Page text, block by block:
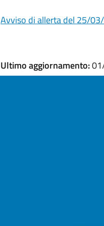
Avviso di allerta del 25/
Ultimo aggiornamento: